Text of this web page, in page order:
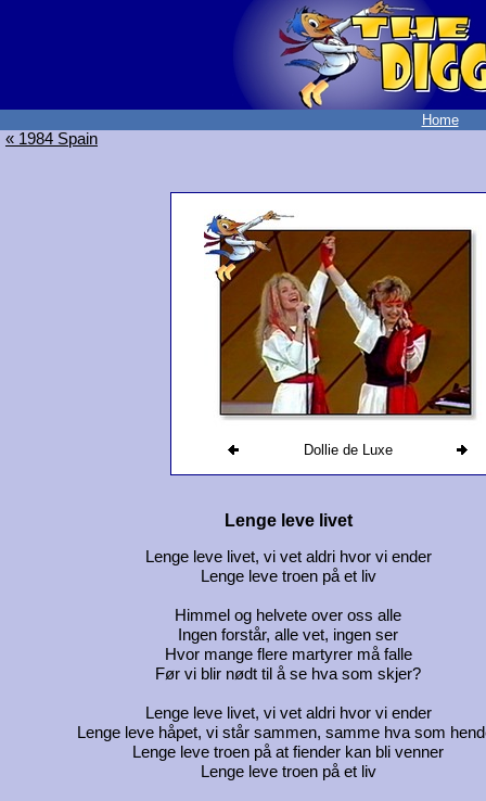
Home
« 1984 Spain
Dollie de Luxe
Lenge leve livet
Lenge leve livet, vi vet aldri hvor vi ender
Lenge leve troen på et liv
Himmel og helvete over oss alle
Ingen forstår, alle vet, ingen ser
Hvor mange flere martyrer må falle
Før vi blir nødt til å se hva som skjer?
Lenge leve livet, vi vet aldri hvor vi ender
Lenge leve håpet, vi står sammen, samme hva som
Lenge leve troen på at fiender kan bli venner
Lenge leve troen på et liv